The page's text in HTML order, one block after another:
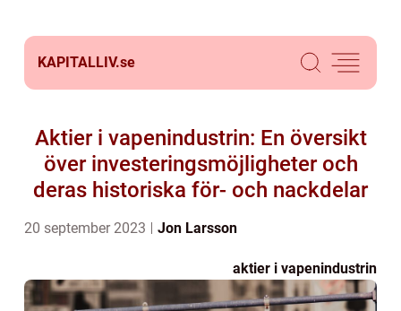
KAPITALLIV.se
Aktier i vapenindustrin: En översikt
över investeringsmöjligheter och
deras historiska för- och nackdelar
20 september 2023 Jon Larsson
aktier i vapenindustrin